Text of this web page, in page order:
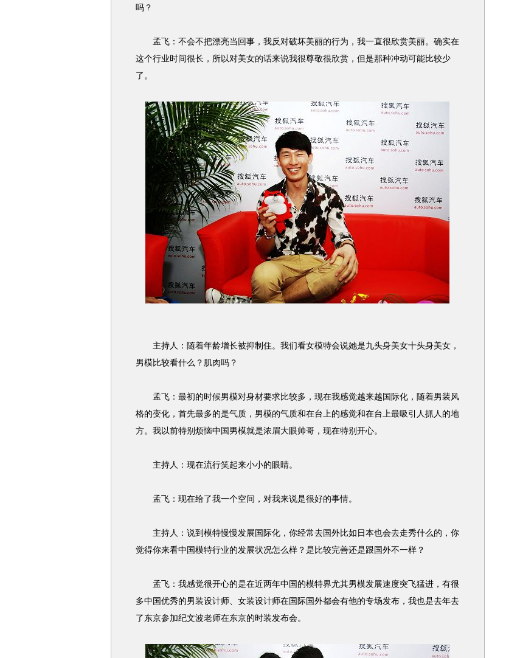
吗？
孟飞：不会不把漂亮当回事，我反对破坏美丽的行为，我一直很欣赏美丽。确实在
这个行业时间很长，所以对美女的话来说我很尊敬很欣赏，但是那种冲动可能比较少
了。
主持人：随着年龄增长被抑制住。我们看女模特会说她是九头身美女十头身美女，
男模比较看什么？肌肉吗？
孟飞：最初的时候男模对身材要求比较多，现在我感觉越来越国际化，随着男装风
格的变化，首先最多的是气质，男模的气质和在台上的感觉和在台上最吸引人抓人的地
方。我以前特别烦恼中国男模就是浓眉大眼帅哥，现在特别开心。
主持人：现在流行笑起来小小的眼睛。
孟飞：现在给了我一个空间，对我来说是很好的事情。
主持人：说到模特慢慢发展国际化，你经常去国外比如日本也会去走秀什么的，你
觉得你来看中国模特行业的发展状况怎么样？是比较完善还是跟国外不一样？
孟飞：我感觉很开心的是在近两年中国的模特界尤其男模发展速度突飞猛进，有很
多中国优秀的男装设计师、女装设计师在国际国外都会有他的专场发布，我也是去年去
了东京参加纪文波老师在东京的时装发布会。